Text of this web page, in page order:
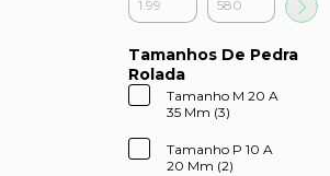
Tamanhos De Pedra
Rolada
Tamanho M 20 A
35 Mm (3)
Tamanho P 10 A
20 Mm (2)